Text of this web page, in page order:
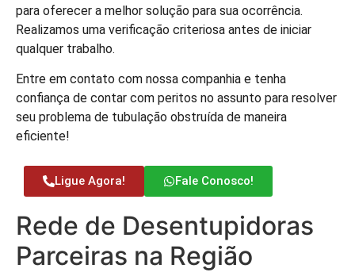
para oferecer a melhor solução para sua ocorrência.
Realizamos uma verificação criteriosa antes de iniciar
qualquer trabalho.
Entre em contato com nossa companhia e tenha
confiança de contar com peritos no assunto para resolver
seu problema de tubulação obstruída de maneira
eficiente!
Ligue Agora! Fale Conosco!
Rede de Desentupidoras
Parceiras na Região